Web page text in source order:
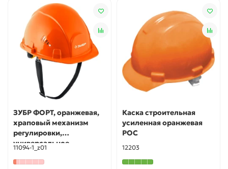
ЗУБР ФОРТ, оранжевая,
храповый механизм
регулировки,
универсальное
крепление для
наушников и щитков,
11094-1_z01
Каска строительная
усиленная оранжевая
РОС
12203